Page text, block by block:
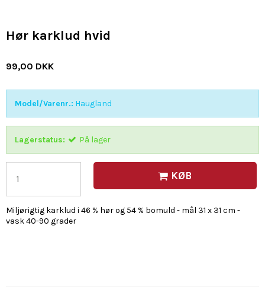
Hør karklud hvid
99,00 DKK
Model/Varenr.: Haugland
Lagerstatus: På lager
KØB
Miljørigtig karklud i 46 % hør og 54 % bomuld - mål 31 x 31 cm -
vask 40-90 grader